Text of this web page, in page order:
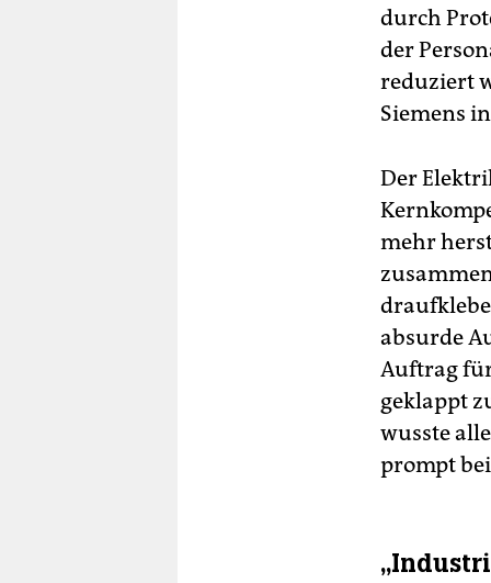
durch
der
reduziert
Siemens
Der
mehr
absurde
Auftrag
geklappt
wusste
prompt